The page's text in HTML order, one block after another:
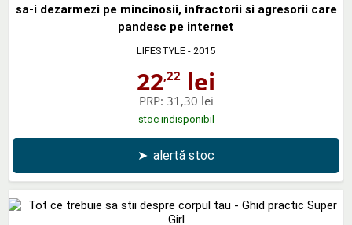
sa-i dezarmezi pe mincinosii, infractorii si agresorii care
pandesc pe internet
LIFESTYLE - 2015
22,22 lei
PRP: 31,30 lei
stoc indisponibil
➤ alertă stoc